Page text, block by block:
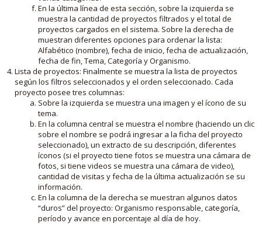
En la última línea de esta sección, sobre la izquierda se
muestra la cantidad de proyectos filtrados y el total de
proyectos cargados en el sistema. Sobre la derecha de
muestran diferentes opciones para ordenar la lista:
Alfabético (nombre), fecha de inicio, fecha de actualización,
fecha de fin, Tema, Categoría y Organismo.
Lista de proyectos: Finalmente se muestra la lista de proyectos
según los filtros seleccionados y el orden seleccionado. Cada
proyecto posee tres columnas:
Sobre la izquierda se muestra una imagen y el ícono de su
tema.
En la columna central se muestra el nombre (haciendo un clic
sobre el nombre se podrá ingresar a la ficha del proyecto
seleccionado), un extracto de su descripción, diferentes
íconos (si el proyecto tiene fotos se muestra una cámara de
fotos, si tiene videos se muestra una cámara de video),
cantidad de visitas y fecha de la última actualización se su
información.
En la columna de la derecha se muestran algunos datos
“duros” del proyecto: Organismo responsable, categoría,
período y avance en porcentaje al día de hoy.